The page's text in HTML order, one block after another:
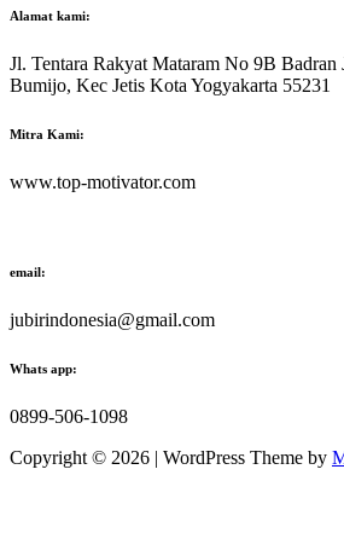
Alamat kami:
Jl. Tentara Rakyat Mataram No 9B
Bumijo, Kec Jetis Kota Yogyakarta 55231
Mitra Kami:
www.top-motivator.com
email:
jubirindonesia@gmail.com
Whats app:
0899-506-1098
Copyright © 2026 | WordPress Theme by